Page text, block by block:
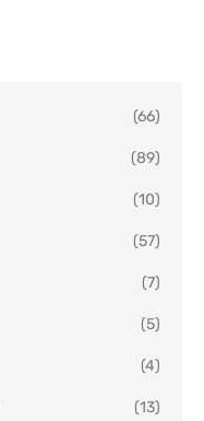
(66)
(89)
(10)
(57)
(7)
(5)
(4)
(13)